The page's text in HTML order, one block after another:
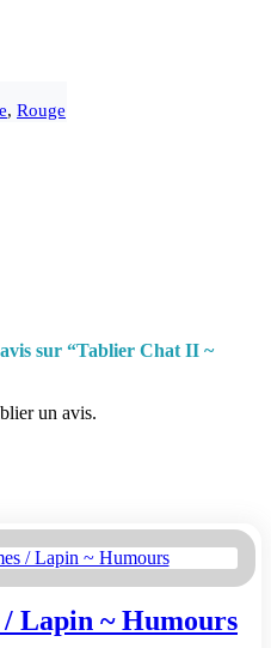
, Rouge
sur “Tablier Chat II ~
un avis.
/ Lapin ~ Humours